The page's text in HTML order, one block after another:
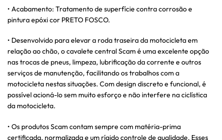
• Acabamento: Tratamento de superfície contra corrosão e
pintura epóxi cor PRETO FOSCO.
• Desenvolvido para elevar a roda traseira da motocicleta em
relação ao chão, o cavalete central Scam é uma excelente opção
nas trocas de pneus, limpeza, lubrificação da corrente e outros
serviços de manutenção, facilitando os trabalhos com a
motocicleta nestas situações. Com design discreto e funcional, é
possível acioná-lo sem muito esforço e não interfere na ciclística
da motocicleta.
• Os produtos Scam contam sempre com matéria-prima
certificada, normalizada e um rígido controle de qualidade. Esses